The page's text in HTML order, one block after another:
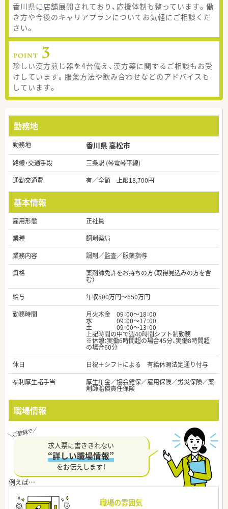
香川県に店舗展開されており、応援体制も整っています。働
き方や今後のキャリアプランについてお気軽にご相談くだ
さい。
珍しい漢方煎じ器を4台備え、漢方薬に関するご相談もお受
けしています。服薬方法や飲み合わせなどのアドバイスも
しています。
勤務地
勤務地 香川県 高松市
路線・交通手段
三条駅 (琴電琴平線)
通勤交通費
有／全額 上限18,700円
基本情報
雇用形態
正社員
業種
調剤薬局
業務内容
調剤／監査／服薬指導
資格
薬剤師免許をお持ちの方（取得見込みの方を含
む）
給与
年収500万円～650万円
勤務時間
月火木金 09：00～18：00
水 09：00～17：00
土 09：00～13：00
上記時間の中で週40時間シフト制勤務
※休憩：実働6時間超の場合45分、実働8時間超
の場合60分
休日
日祝＋シフトによる 有給休暇法定通り付与
福利厚生諸手当
厚生年金／協会健保／雇用保険／労災保険／薬
剤師賠償責任保険
職場情報
求人票に書ききれない
“詳しい職場情報”
をお伝えします！
職場の雰囲気